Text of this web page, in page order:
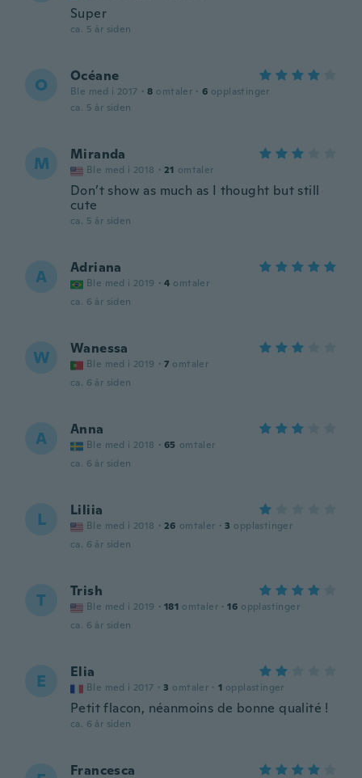
Super
ca. 5 år siden
O Océane
Ble med i 2017 · 8 omtaler · 6 opplastinger
ca. 5 år siden
M Miranda
Ble med i 2018 · 21 omtaler
Don’t show as much as I thought but still
cute
ca. 5 år siden
A Adriana
Ble med i 2019 · 4 omtaler
ca. 6 år siden
W Wanessa
Ble med i 2019 · 7 omtaler
ca. 6 år siden
A Anna
Ble med i 2018 · 65 omtaler
ca. 6 år siden
L Liliia
Ble med i 2018 · 26 omtaler · 3 opplastinger
ca. 6 år siden
T Trish
Ble med i 2019 · 181 omtaler · 16 opplastinger
ca. 6 år siden
E Elia
Ble med i 2017 · 3 omtaler · 1 opplastinger
Petit flacon, néanmoins de bonne qualité !
ca. 6 år siden
Francesca